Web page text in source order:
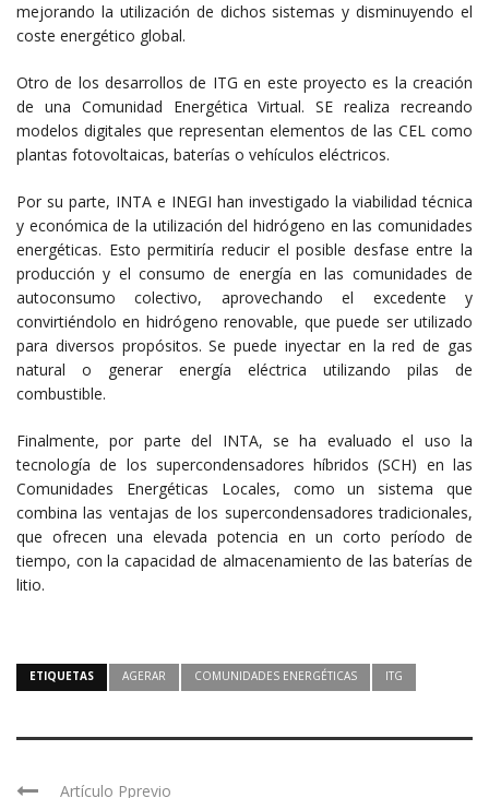
mejorando la utilización de dichos sistemas y disminuyendo el
coste energético global.
Otro de los desarrollos de ITG en este proyecto es la creación
de una Comunidad Energética Virtual. SE realiza recreando
modelos digitales que representan elementos de las CEL como
plantas fotovoltaicas, baterías o vehículos eléctricos.
Por su parte, INTA e INEGI han investigado la viabilidad técnica
y económica de la utilización del hidrógeno en las comunidades
energéticas. Esto permitiría reducir el posible desfase entre la
producción y el consumo de energía en las comunidades de
autoconsumo colectivo, aprovechando el excedente y
convirtiéndolo en hidrógeno renovable, que puede ser utilizado
para diversos propósitos. Se puede inyectar en la red de gas
natural o generar energía eléctrica utilizando pilas de
combustible.
Finalmente, por parte del INTA, se ha evaluado el uso la
tecnología de los supercondensadores híbridos (SCH) en las
Comunidades Energéticas Locales, como un sistema que
combina las ventajas de los supercondensadores tradicionales,
que ofrecen una elevada potencia en un corto período de
tiempo, con la capacidad de almacenamiento de las baterías de
litio.
ETIQUETAS AGERAR COMUNIDADES ENERGÉTICAS ITG
Artículo Pprevio